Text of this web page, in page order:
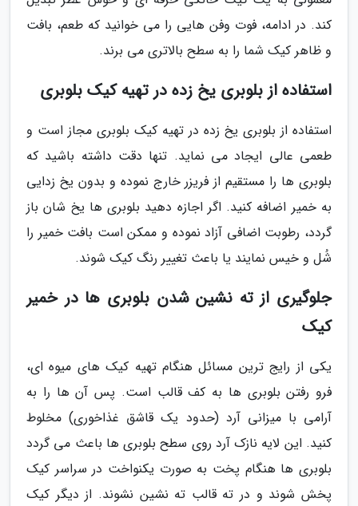
کند. در ادامه، فوت وفن هایی را می خوانید که طعم، بافت
و ظاهر کیک شما را به سطح بالاتری می برند.
استفاده از بلوبری یخ زده در تهیه کیک بلوبری
استفاده از بلوبری یخ زده در تهیه کیک بلوبری مجاز است و
طعمی عالی ایجاد می نماید. تنها دقت داشته باشید که
بلوبری ها را مستقیم از فریزر خارج نموده و بدون یخ زدایی
به خمیر اضافه کنید. اگر اجازه دهید بلوبری ها یخ شان باز
گردد، رطوبت اضافی آزاد نموده و ممکن است بافت خمیر را
شُل و خیس نمایند یا باعث تغییر رنگ کیک شوند.
جلوگیری از ته نشین شدن بلوبری ها در خمیر
کیک
یکی از رایج ترین مسائل هنگام تهیه کیک های میوه ای،
فرو رفتن بلوبری ها به کف قالب است. پس آن ها را به
آرامی با میزانی آرد (حدود یک قاشق غذاخوری) مخلوط
کنید. این لایه نازک آرد روی سطح بلوبری ها باعث می گردد
بلوبری ها هنگام پخت به صورت یکنواخت در سراسر کیک
پخش شوند و در ته قالب ته نشین نشوند. از دیگر کیک